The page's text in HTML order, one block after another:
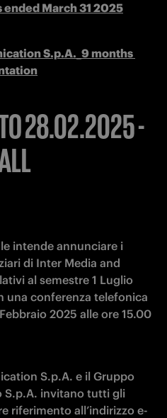
March 31 2025
S.p.A._9 months
28.02.2025 -
intende annunciare i
di Inter Media and
al semestre 1 Luglio
una conferenza telefonica
2025 alle ore 15.00
S.p.A. e il Gruppo
S.p.A. invitano tutti gli
riferimento all’indirizzo e-